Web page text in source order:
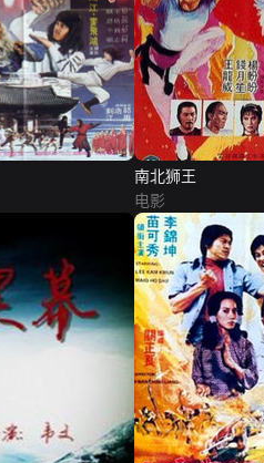
南北狮王
电影